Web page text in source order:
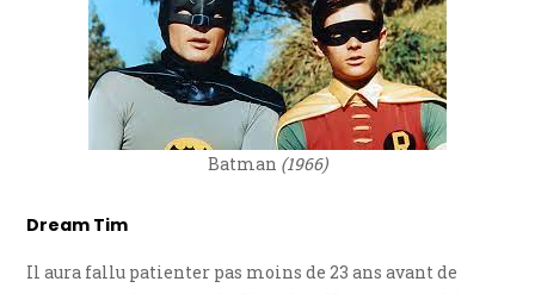
Batman (1966)
Dream Tim
Il aura fallu patienter pas moins de 23 ans avant de